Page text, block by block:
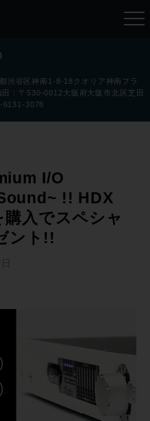
渋谷区神南1-8-18クオリア神南フラ
：〒530-0012大阪府大阪市北区芝田
6131-3078
I/O
!! HDX
入でスペシャ
ント!!